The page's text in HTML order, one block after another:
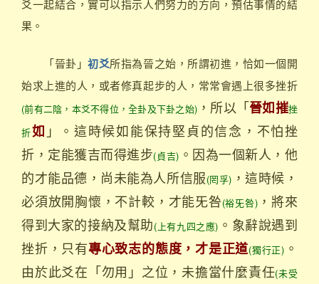
爻一起結合，實可以指示人們努力的方向，預估事情的結
果。
「晉卦」初爻所指為晉之始，所謂初進，恰如一個開
始求上進的人，或者修真起步的人，常常會遇上很多挫折
(前有二陰，本爻不得位，全卦及下卦之始)，所以「晉如摧挫
折如 」。這時候如能保持堅貞的信念，不怕挫
折，定能獲吉而得進步(貞吉) 。因為一個新人，他
的才能品德，尚未能為人所信服(罔孚) ，這時候，
必須放開胸懷，不計較，才能旡咎(裕旡咎)，將來
得到大家的接納及幫助(上有九四之應) 。象辭說遇到
挫折，只有專心致志的態度，才是正道(獨行正) 。
由於此爻在「勿用」之位，未擔當什麼責任(未受